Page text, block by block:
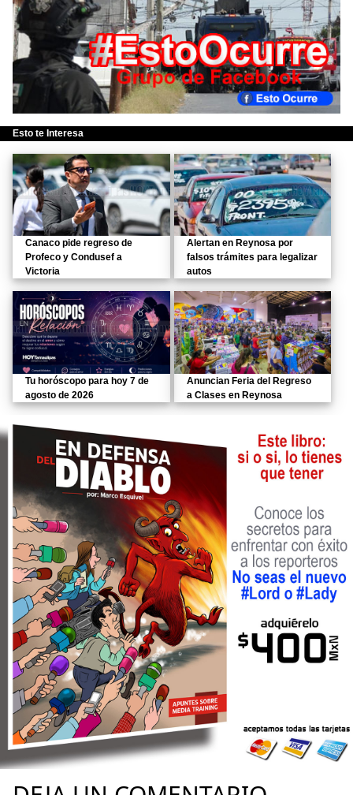
Esto te Interesa
Canaco pide regreso de
Profeco y Condusef a
Victoria
Alertan en Reynosa por
falsos trámites para legalizar
autos
Tu horóscopo para hoy 7 de
agosto de 2026
Anuncian Feria del Regreso
a Clases en Reynosa